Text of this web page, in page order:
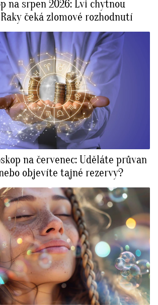
na srpen 2026: Lvi chytnou
čeká zlomové rozhodnutí
na červenec: Uděláte průvan
objevíte tajné rezervy?